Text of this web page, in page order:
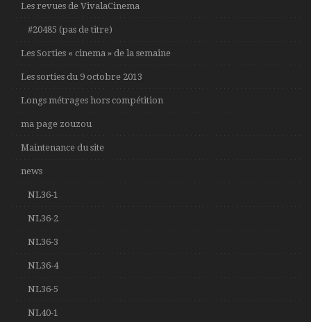
Les revues de VivalaCinema
#20485 (pas de titre)
Les Sorties « cinema » de la semaine
Les sorties du 9 octobre 2013
Longs métrages hors compétition
ma page zouzou
Maintenance du site
news
NL36-1
NL36-2
NL36-3
NL36-4
NL36-5
NL40-1